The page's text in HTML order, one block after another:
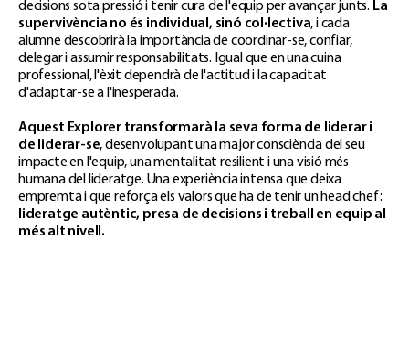
decisions sota pressió i tenir cura de l'equip per avançar junts. La
supervivència no és individual, sinó col·lectiva, i cada
alumne descobrirà la importància de coordinar-se, confiar,
delegar i assumir responsabilitats. Igual que en una cuina
professional, l'èxit dependrà de l'actitud i la capacitat
d'adaptar-se a l'inesperada.
Aquest Explorer transformarà la seva forma de liderar i
de liderar-se, desenvolupant una major consciència del seu
impacte en l'equip, una mentalitat resilient i una visió més
humana del lideratge. Una experiència intensa que deixa
empremta i que reforça els valors que ha de tenir un head chef:
lideratge autèntic, presa de decisions i treball en equip al
més alt nivell.